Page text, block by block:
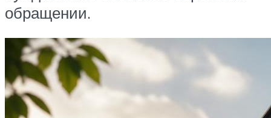
обращении.